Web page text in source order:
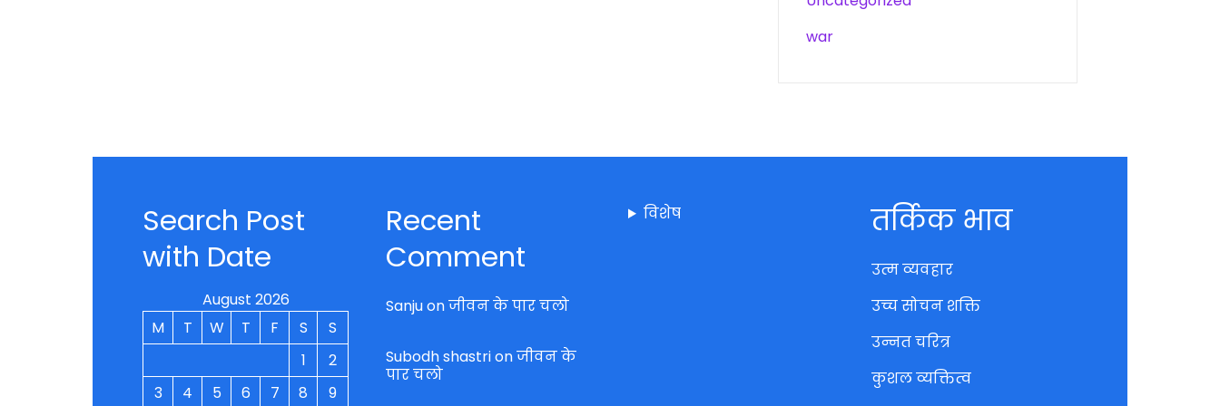
war
Search Post
with Date
August 2026
M
T W T F S
S
1
2
3
4 5 6 7 8 9
Recent
Comment
Sanjuonजीवन के पार चलो
Subodh shastrionजीवन के
पार चलो
विशेष तर्किक भाव
उत्म व्यवहार
उच्च सोचन शक्ति
उन्नत चरित्र
कुशल व्यक्तित्व